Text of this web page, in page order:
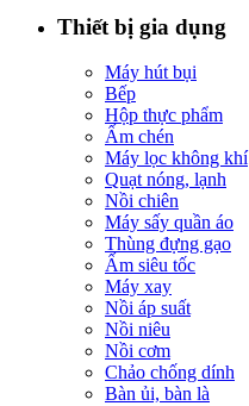
Thiết bị gia dụng
Máy hút bụi
Bếp
Hộp thực phẩm
Ấm chén
Máy lọc không khí
Quạt nóng, lạnh
Nồi chiên
Máy sấy quần áo
Thùng đựng gạo
Ấm siêu tốc
Máy xay
Nồi áp suất
Nồi niêu
Nồi cơm
Chảo chống dính
Bàn ủi, bàn là